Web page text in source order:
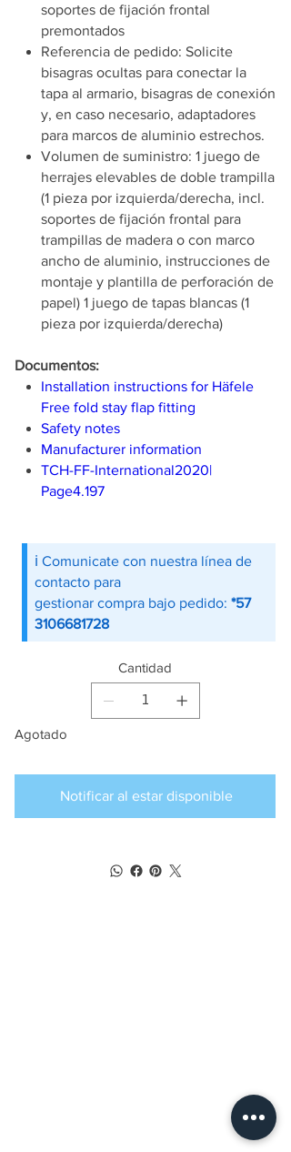
soportes de fijación frontal
premontados
Referencia de pedido: Solicite
bisagras ocultas para conectar la
tapa al armario, bisagras de conexión
y, en caso necesario, adaptadores
para marcos de aluminio estrechos.
Volumen de suministro: 1 juego de
herrajes elevables de doble trampilla
(1 pieza por izquierda/derecha, incl.
soportes de fijación frontal para
trampillas de madera o con marco
ancho de aluminio, instrucciones de
montaje y plantilla de perforación de
papel) 1 juego de tapas blancas (1
pieza por izquierda/derecha)
Documentos:
Installation instructions for Häfele
Free fold stay flap fitting
Safety notes
Manufacturer information
TCH-FF-International2020|
Page4.197
ℹ️ Comunicate con nuestra línea de
contacto para
gestionar compra bajo pedido: *57
3106681728
Cantidad
Agotado
Notificar al estar disponible